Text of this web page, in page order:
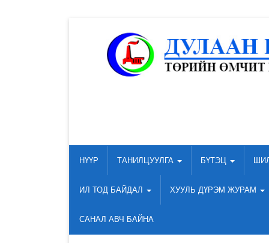
НҮҮР ТАНИЛЦУУЛГА БҮТЭЦ
ИЛ ТОД БАЙДАЛ ХУУЛЬ ДҮРЭМ ЖУРАМ
САНАЛ АВЧ БАЙНА